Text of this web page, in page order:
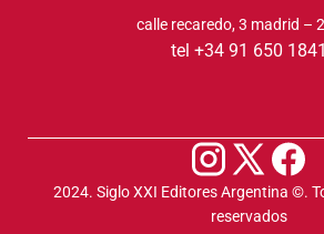
calle recaredo, 3 madrid –
tel +34 91 650 1841
2024. Siglo XXI Editores Argentina ©️.
reservados